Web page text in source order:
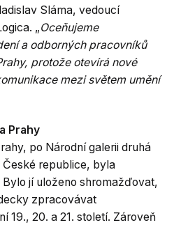
Sláma, vedoucí
„Oceňujeme
a odborných pracovníků
protože otevírá nové
mezi světem umění
Prahy
po Národní galerii druhá
České republice, byla
Bylo jí uloženo shromažďovat,
zpracovávat
19., 20. a 21. století. Zároveň